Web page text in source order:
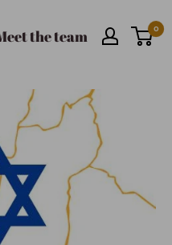
the team 0